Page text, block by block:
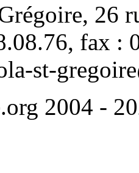
26
fax :
st-
2004 -